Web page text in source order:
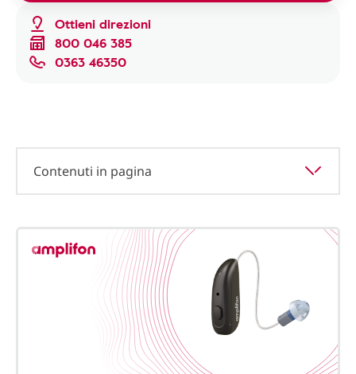
Ottieni direzioni
800 046 385
0363 46350
Contenuti in pagina